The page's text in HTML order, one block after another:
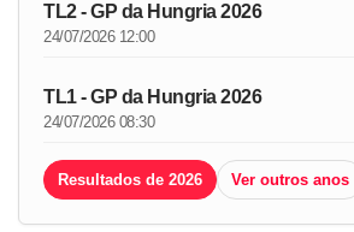
TL2 - GP da Hungria 2026
24/07/2026 12:00
TL1 - GP da Hungria 2026
24/07/2026 08:30
Resultados de 2026 Ver outros anos